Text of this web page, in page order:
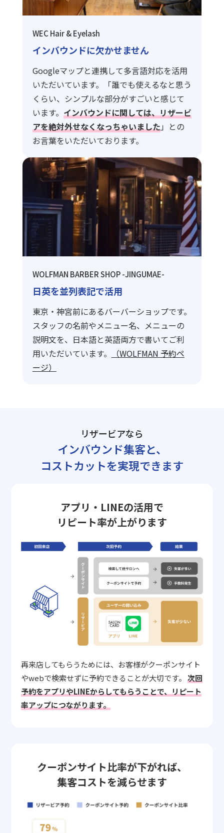
WEC Hair & Eyelash
インバウンドに欠かせません
Googleマップと連携して多言語対応を活用
いただいています。「誰でも使えるなと思う
くらい、シンプルな部分がすごいと感じて
います。 インバウンドに関しては、リザービ
アを絶対外せなくなっちゃいました」との
お言葉をいただいております。
WOLFMAN BARBER SHOP -JINGUMAE-
日英を並列表記で活用
東京・神宮前にあるバーバーショップです。
スタッフの名前やメニュー名、メニューの
説明文を、日本語と英語両方で書いてご利
用いただいています。
（WOLFMAN 予約ペ
ージ）
リザービアなら
インバウンド集客と、
コストカットを実現できます
アプリ・LINEの活用で
リピート率が上がります
再来店してもらうためには、お客様がクーポンサイト
やwebで検索せずに予約できることが大切です。 次回
予約をアプリやLINEからしてもらうことで、リピート
率アップにつながります。
クーポンサイト比率が下がれば、
集客コストを減らせます